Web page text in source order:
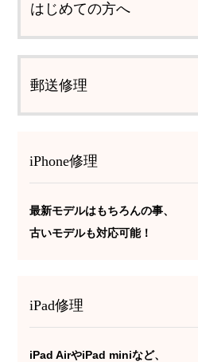
はじめての方へ
郵送修理
iPhone修理
最新モデルはもちろんの事、
古いモデルも対応可能！
iPad修理
iPad AirやiPad miniなど、